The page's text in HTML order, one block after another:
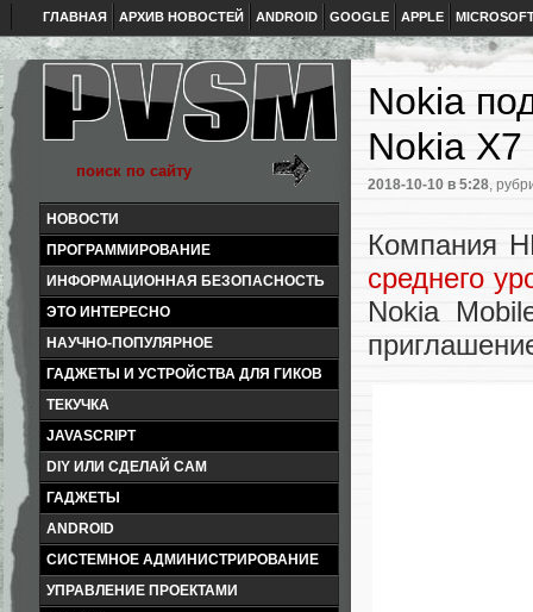
ГЛАВНАЯ АРХИВ НОВОСТЕЙ ANDROID GOOGLE APPLE
НОВОСТИ
ПРОГРАММИРОВАНИЕ
ИНФОРМАЦИОННАЯ БЕЗОПАСНОСТЬ
ЭТО ИНТЕРЕСНО
НАУЧНО-ПОПУЛЯРНОЕ
ГАДЖЕТЫ И УСТРОЙСТВА ДЛЯ ГИКОВ
ТЕКУЧКА
JAVASCRIPT
DIY ИЛИ СДЕЛАЙ САМ
ГАДЖЕТЫ
ANDROID
СИСТЕМНОЕ АДМИНИСТРИРОВАНИЕ
УПРАВЛЕНИЕ ПРОЕКТАМИ
Nokia
Nokia
2018-10-10 в 5:28,
Компания
среднего
Nokia